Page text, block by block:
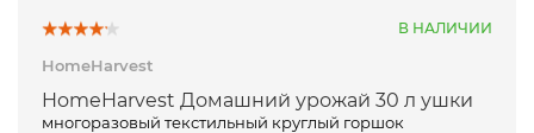
В НАЛИЧИИ
HomeHarvest
HomeHarvest Домашний урожай 30 л ушки
многоразовый текстильный круглый горшок